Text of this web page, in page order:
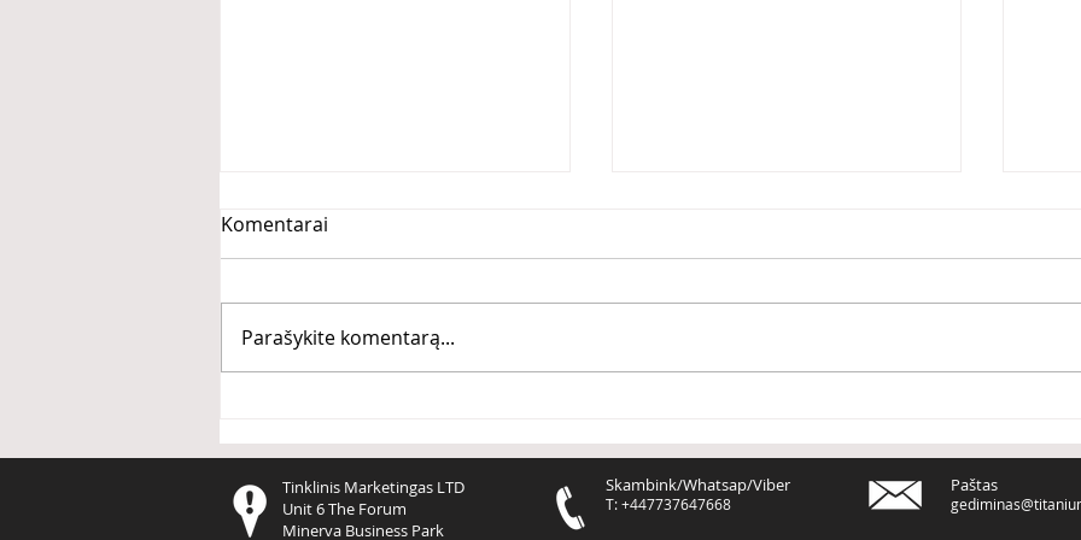
Bryant, Michael Jordan ir
Cristiano Ronaldo?
tau priklausytų
Komentarai
Parašykite komentarą...
Tinklinis Marketingas LTD
Unit 6 The Forum
Minerva Business Park
Skambink/Whatsap/Viber
T: +447737647668
Paštas